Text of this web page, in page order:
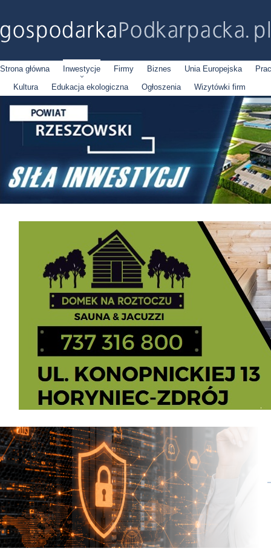
Strona główna Inwestycje Firmy Biznes Unia Europejska
Kultura
Edukacja ekologiczna Ogłoszenia Wizytówki firm